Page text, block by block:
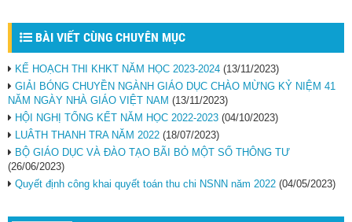
BÀI VIẾT CÙNG CHUYÊN MỤC
KẾ HOẠCH THI KHKT NĂM HỌC 2023-2024 (13/11/2023)
GIẢI BÓNG CHUYỀN NGÀNH GIÁO DỤC CHÀO MỪNG KỶ NIỆM 41
NĂM NGÀY NHÀ GIÁO VIỆT NAM (13/11/2023)
HỘI NGHỊ TỔNG KẾT NĂM HỌC 2022-2023 (04/10/2023)
LUÂTH THANH TRA NĂM 2022 (18/07/2023)
BỘ GIÁO DỤC VÀ ĐÀO TẠO BÃI BỎ MỘT SỐ THÔNG TƯ
(26/06/2023)
Quyết định công khai quyết toán thu chi NSNN năm 2022 (04/05/2023)